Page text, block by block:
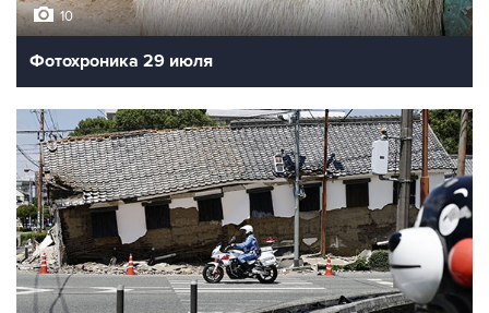
10
Фотохроника 29 июля